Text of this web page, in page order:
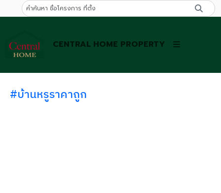
CENTRAL HOME PROPERTY
#บ้านหรูราคาถูก